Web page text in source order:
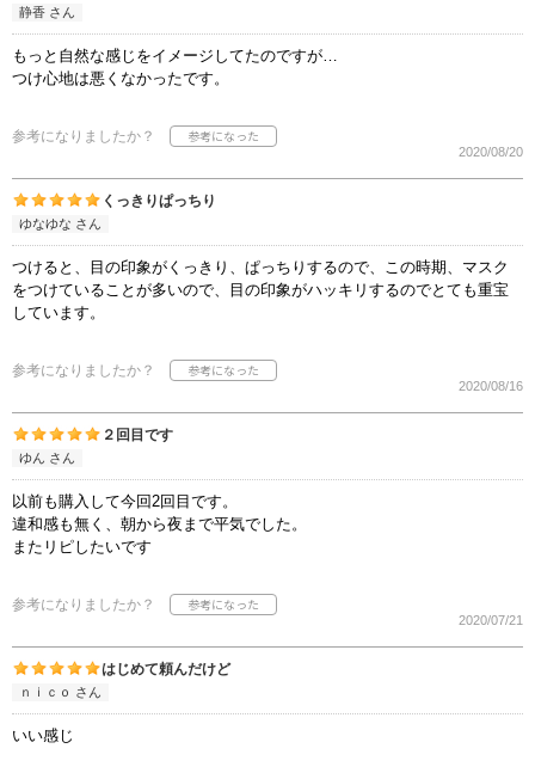
静香 さん
もっと自然な感じをイメージしてたのですが…
つけ心地は悪くなかったです。
参考になりましたか？
2020/08/20
くっきりぱっちり
ゆなゆな さん
つけると、目の印象がくっきり、ぱっちりするので、この時期、マスク
をつけていることが多いので、目の印象がハッキリするのでとても重宝
しています。
参考になりましたか？
2020/08/16
２回目です
ゆん さん
以前も購入して今回2回目です。
違和感も無く、朝から夜まで平気でした。
またリピしたいです
参考になりましたか？
2020/07/21
はじめて頼んだけど
ｎｉｃｏ さん
いい感じ